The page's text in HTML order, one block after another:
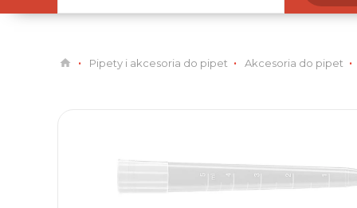
Pipety i akcesoria do pipet Akcesoria do pipet